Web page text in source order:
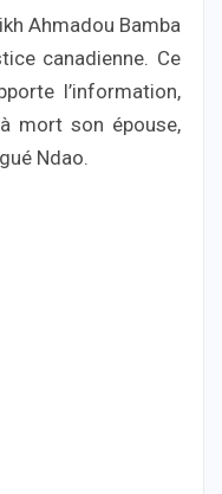
Ahmadou Bamba
canadienne. Ce
l’information,
mort son épouse,
Ndao.